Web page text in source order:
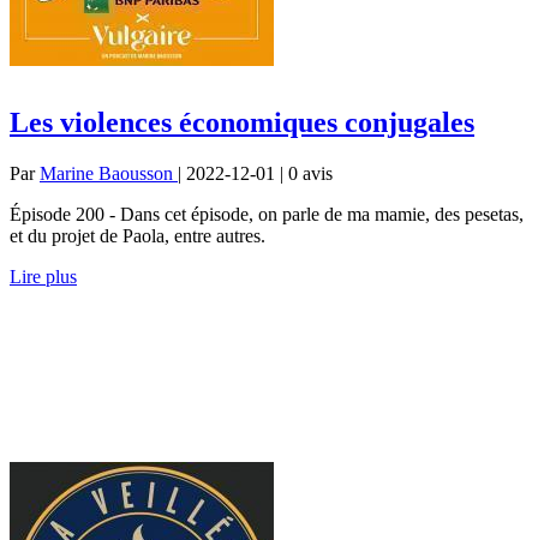
Les violences économiques conjugales
ParMarine Baousson | 2022-12-01 | 0 avis
Épisode 200 - Dans cet épisode, on parle de ma mamie, des pesetas,
et du projet de Paola, entre autres.
Lire plus